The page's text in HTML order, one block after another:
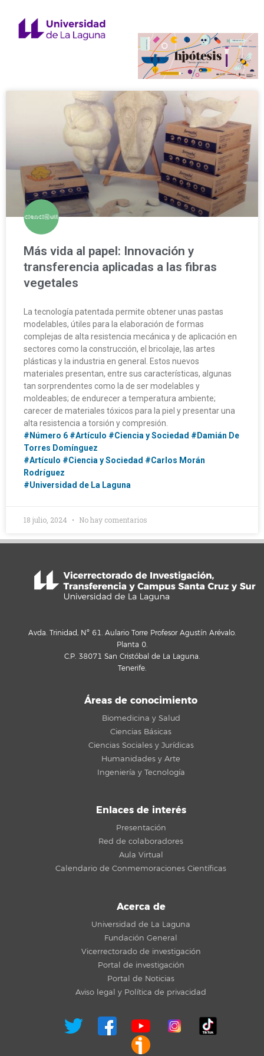
Más vida al papel: Innovación y
transferencia aplicadas a las fibras
vegetales
La tecnología patentada permite obtener unas pastas
modelables, útiles para la elaboración de formas
complejas de alta resistencia mecánica y de aplicación en
sectores como la construcción, el bricolaje, las artes
plásticas y la industria en general. Estos nuevos
materiales presentan, entre sus características, algunas
tan sorprendentes como la de ser modelables y
moldeables; de endurecer a temperatura ambiente;
carecer de materiales tóxicos para la piel y presentar una
alta resistencia a torsión y compresión.
#Número 6 #Artículo #Ciencia y Sociedad #Damián De
Torres Domínguez
#Artículo #Ciencia y Sociedad #Carlos Morán
Rodríguez
#Universidad de La Laguna
18 julio, 2024 No hay comentarios
Avda. Trinidad, Nº 61. Aulario Torre Profesor Agustín Arévalo.
Planta 0.
C.P. 38071 San Cristóbal de La Laguna.
Tenerife.
Áreas de conocimiento
Biomedicina y Salud
Ciencias Básicas
Ciencias Sociales y Jurídicas
Humanidades y Arte
Ingeniería y Tecnología
Enlaces de interés
Presentación
Red de colaboradores
Aula Virtual
Calendario de Conmemoraciones Científicas
Acerca de
Universidad de La Laguna
Fundación General
Vicerrectorado de investigación
Portal de investigación
Portal de Noticias
Aviso legal y Política de privacidad